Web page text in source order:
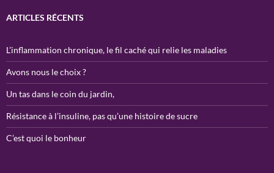
ARTICLES RÉCENTS
L’inflammation chronique, le fil caché qui relie les maladies
Avons nous le choix ?
Un tas dans le coin du jardin,
Résistance à l’insuline, pas qu’une histoire de sucre
C’est quoi le bonheur